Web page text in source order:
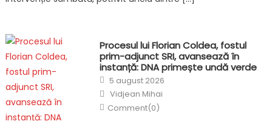
Procesul lui Florian Coldea, fostul
prim-adjunct SRI, avansează în
instanță: DNA primește undă verde
Posted
on
5 august 2026
Author
Vidjean Mihai
Comment(0)